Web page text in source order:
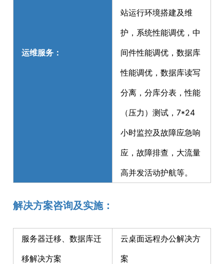
运维服务：
站运行环境搭建及维
护，系统性能调优，中
间件性能调优，数据库
性能调优，数据库读写
分离，分库分表，性能
（压力）测试，7*24
小时监控及故障应急响
应，故障排查，大流量
高并发活动护航等。
解决方案咨询及实施：
服务器迁移、数据库迁
移解决方案
云桌面远程办公解决方
案